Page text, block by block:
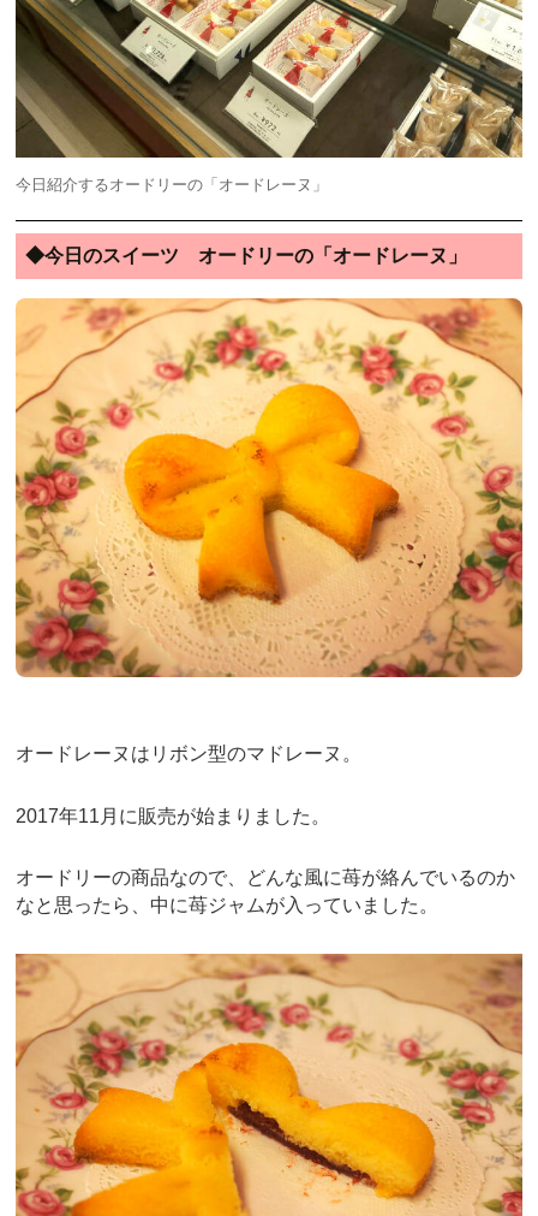
今日紹介するオードリーの「オードレーヌ」
◆今日のスイーツ オードリーの「オードレーヌ」
オードレーヌはリボン型のマドレーヌ。
2017年11月に販売が始まりました。
オードリーの商品なので、どんな風に苺が絡んでいるのか
なと思ったら、中に苺ジャムが入っていました。